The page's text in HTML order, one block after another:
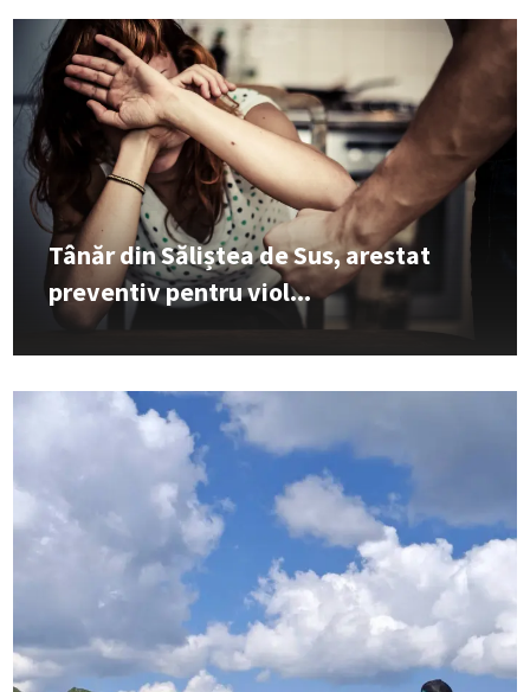
Tânăr din Săliștea de Sus, arestat
preventiv pentru viol...